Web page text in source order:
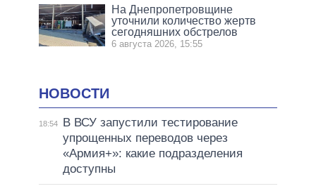
На Днепропетровщине
уточнили количество жертв
сегодняшних обстрелов
6 августа 2026, 15:55
НОВОСТИ
18:54
В ВСУ запустили тестирование
упрощенных переводов через
«Армия+»: какие подразделения
доступны